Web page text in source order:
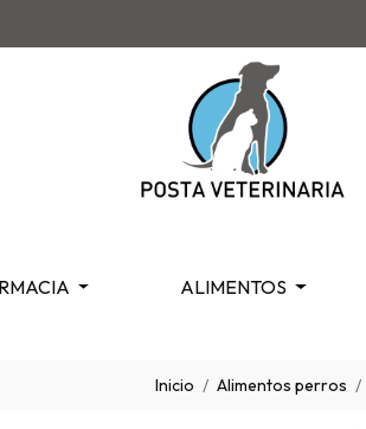
ALIMENTOS
Inicio Alimentos perros